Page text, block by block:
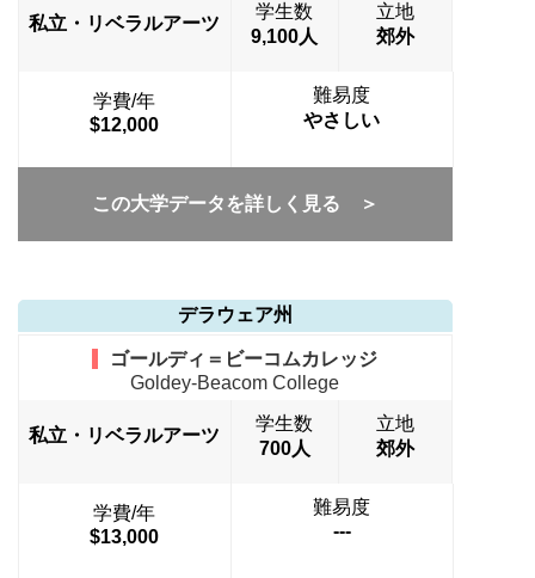
私立・リベラルアーツ
学生数
9,100人
立地
郊外
学費/年
$12,000
難易度
やさしい
この大学データを詳しく見る ＞
デラウェア州
ゴールディ＝ビーコムカレッジ
Goldey-Beacom College
私立・リベラルアーツ
学生数
700人
立地
郊外
学費/年
$13,000
難易度
---